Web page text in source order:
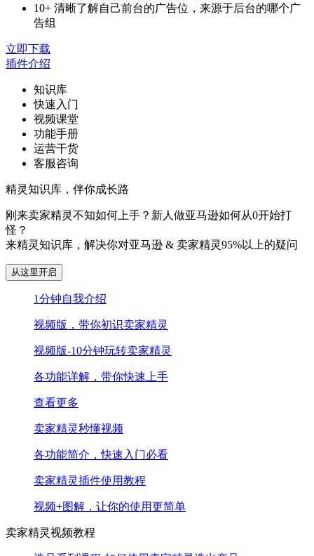
10+ 清晰了解自己前台的广告位，来源于后台的哪个广
告组
立即下载
插件介绍
知识库
快速入门
视频课堂
功能手册
运营干货
客服咨询
精灵知识库，伴你成长路
刚来卖家精灵不知如何上手？新人做亚马逊如何从0开始打
怪？
来精灵知识库，解决你对亚马逊 & 卖家精灵95%以上的疑问
从这里开启
1分钟自我介绍
视频版，带你初识卖家精灵
视频版-10分钟玩转卖家精灵
各功能详解，带你快速上手
查看更多
卖家精灵秒懂视频
各功能简介，快速入门必看
卖家精灵插件使用教程
视频+图解，让你的使用更简单
卖家精灵视频教程